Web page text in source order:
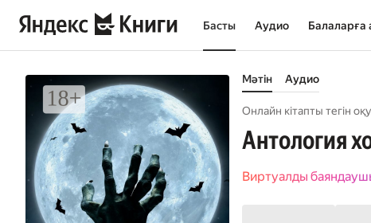
Басты Аудио Балаларға
Мәтін Аудио
Онлайн кітапты тегін оқу
Антология
Виртуалды